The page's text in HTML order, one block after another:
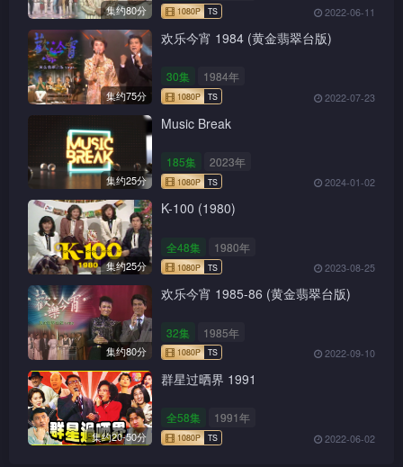
集约80分 2022-06-11
集约75分
欢乐今宵 1984 (黄金翡翠台版)
30集 1984年
2022-07-23
集约25分
Music Break
185集 2023年
2024-01-02
集约25分
K-100 (1980)
全48集 1980年
2023-08-25
集约80分
欢乐今宵 1985-86 (黄金翡翠台版)
32集 1985年
2022-09-10
集约20-50分
群星过晒界 1991
全58集 1991年
2022-06-02